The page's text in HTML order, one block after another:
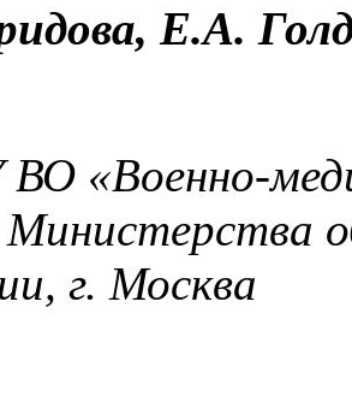
Е.А.
«Военно-
г. Москва